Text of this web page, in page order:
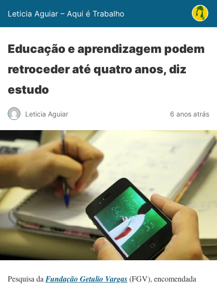
Leticia Aguiar – Aqui é Trabalho
Educação e aprendizagem podem
retroceder até quatro anos, diz
estudo
Leticia Aguiar 6 anos atrás
Pesquisa daFundação Getulio Vargas(FGV), encomendada